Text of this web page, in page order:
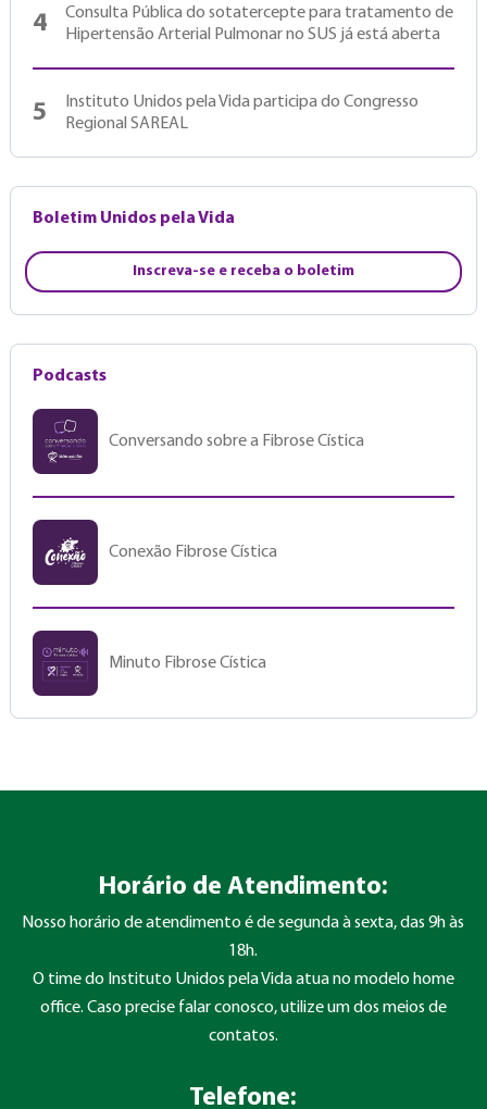
4
Consulta Pública do sotatercepte para tratamento de
Hipertensão Arterial Pulmonar no SUS já está aberta
5
Instituto Unidos pela Vida participa do Congresso
Regional SAREAL
Boletim Unidos pela Vida
Inscreva-se e receba o boletim
Podcasts
Conversando sobre a Fibrose Cística
Conexão Fibrose Cística
Minuto Fibrose Cística
Horário de Atendimento:
Nosso horário de atendimento é de segunda à sexta, das 9h às
18h.
O time do Instituto Unidos pela Vida atua no modelo home
office. Caso precise falar conosco, utilize um dos meios de
contatos.
Telefone: